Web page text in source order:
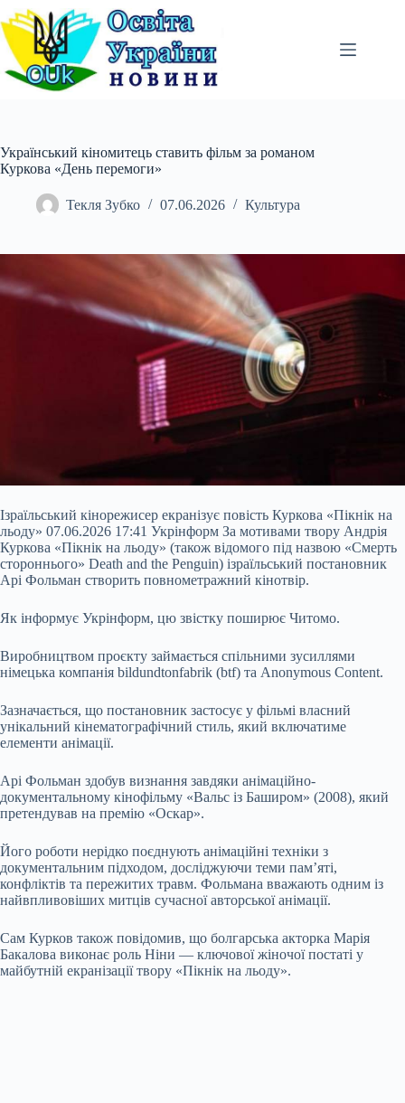
Перейти
до
вмісту
Український кіномитець ставить фільм за романом
Куркова «День перемоги»
Текля Зубко 07.06.2026 Культура
Ізраїльський кінорежисер екранізує повість Куркова «Пікнік на
льоду» 07.06.2026 17:41 Укрінформ За мотивами твору Андрія
Куркова «Пікнік на льоду» (також відомого під назвою «Смерть
стороннього» Death and the Penguin) ізраїльський постановник
Арі Фольман створить повнометражний кінотвір.
Як інформує Укрінформ, цю звістку поширює Читомо.
Виробництвом проєкту займається спільними зусиллями
німецька компанія bildundtonfabrik (btf) та Anonymous Content.
Зазначається, що постановник застосує у фільмі власний
унікальний кінематографічний стиль, який включатиме
елементи анімації.
Арі Фольман здобув визнання завдяки анімаційно-
документальному кінофільму «Вальс із Баширом» (2008), який
претендував на премію «Оскар».
Його роботи нерідко поєднують анімаційні техніки з
документальним підходом, досліджуючи теми пам’яті,
конфліктів та пережитих травм. Фольмана вважають одним із
найвпливовіших митців сучасної авторської анімації.
Сам Курков також повідомив, що болгарська акторка Марія
Бакалова виконає роль Ніни — ключової жіночої постаті у
майбутній екранізації твору «Пікнік на льоду».